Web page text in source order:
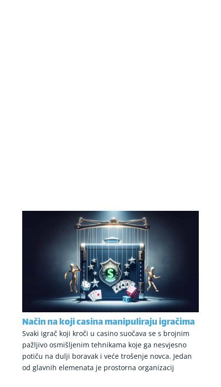
Način na koji casina manipuliraju igračima
Svaki igrač koji kroči u casino suočava se s brojnim
pažljivo osmišljenim tehnikama koje ga nesvjesno
potiču na dulji boravak i veće trošenje novca. Jedan
od glavnih elemenata je prostorna organizacij